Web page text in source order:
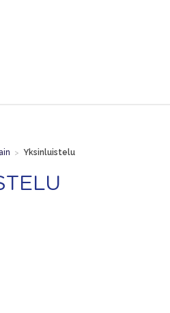
> Yksinluistelu